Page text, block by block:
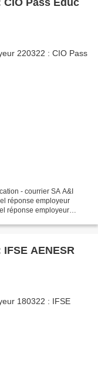
- courrier SA A&I
réponse employeur
réponse employeur
AENESR